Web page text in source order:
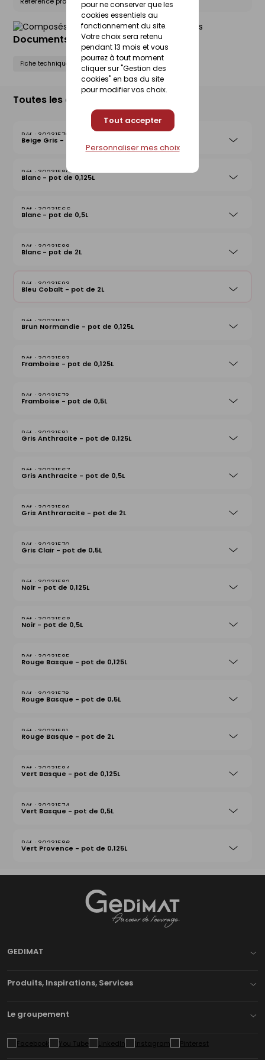
pour ne conserver que les
cookies essentiels au
fonctionnement du site.
Votre choix sera retenu
pendant 13 mois et vous
pourrez à tout moment
cliquer sur "Gestion des
cookies" en bas du site
pour modifier vos choix.
Tout accepter
Personnaliser mes choix
Documents liés
Fiche technique Fiche de sécurité (FdS)
Toutes les déclinaisons
30231579
Beige Gris - pot de 0,5L
30231580
Blanc - pot de 0,125L
30231566
Blanc - pot de 0,5L
30231588
Blanc - pot de 2L
30231593
Bleu Cobalt - pot de 2L
30231587
Brun Normandie - pot de 0,125L
30231583
Framboise - pot de 0,125L
30231573
Framboise - pot de 0,5L
30231581
Gris Anthracite - pot de 0,125L
30231567
Gris Anthracite - pot de 0,5L
30231589
Gris Anthraracite - pot de 2L
30231570
Gris Clair - pot de 0,5L
30231582
Noir - pot de 0,125L
30231568
Noir - pot de 0,5L
30231585
Rouge Basque - pot de 0,125L
30231578
Rouge Basque - pot de 0,5L
30231591
Rouge Basque - pot de 2L
30231584
Vert Basque - pot de 0,125L
30231574
Vert Basque - pot de 0,5L
30231586
Vert Provence - pot de 0,125L
GEDIMAT
Produits, Inspirations, Services
Le groupement